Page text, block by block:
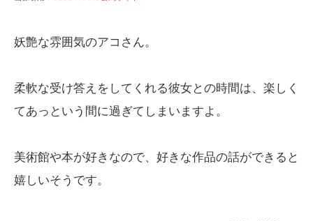
妖艶な雰囲気のアコさん。
柔軟な受け答えをしてくれる彼女との時間は、楽しく
てあっという間に過ぎてしまいますよ。
美術館や本が好きなので、好きな作品の話ができると
嬉しいそうです。